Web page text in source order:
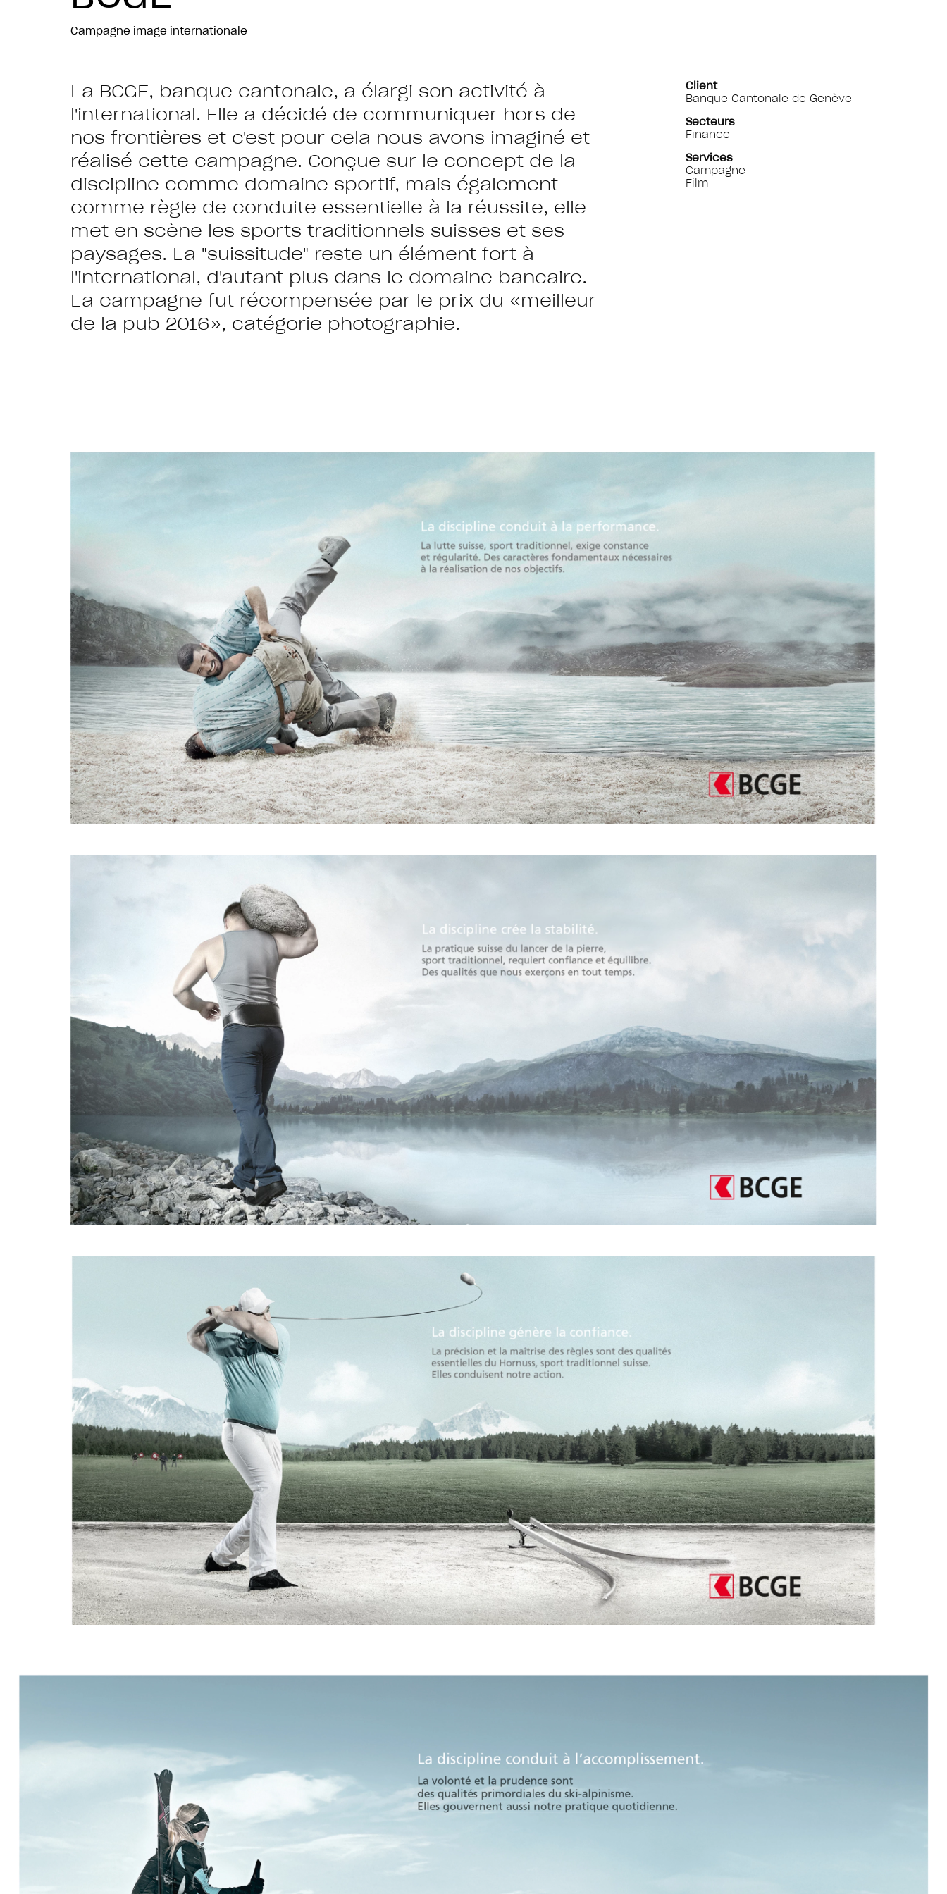
Campagne image internationale
La BCGE, banque cantonale, a élargi son activité à
l'international. Elle a décidé de communiquer hors de
nos frontières et c'est pour cela nous avons imaginé et
réalisé cette campagne. Conçue sur le concept de la
discipline comme domaine sportif, mais également
comme règle de conduite essentielle à la réussite, elle
met en scène les sports traditionnels suisses et ses
paysages. La "suissitude" reste un élément fort à
l'international, d'autant plus dans le domaine bancaire.
La campagne fut récompensée par le prix du «meilleur
de la pub 2016», catégorie photographie.
Client
Banque Cantonale de Genève
Secteurs
Finance
Services
Campagne
Film